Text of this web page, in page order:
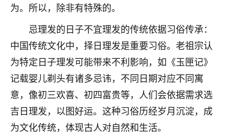
为。所以，除非有特殊的。
忌理发的日子不宜理发的传统依据习俗传承：
中国传统文化中，择日理发是重要习俗。老祖宗认
为特定日子理发可能带来不利影响，如《玉匣记》
记载婴儿剃头有诸多忌讳，不同日期对应不同寓
意，像初三欢喜、初四富贵等，人们会依据需求选
吉日理发，以图好运。这种习俗历经岁月沉淀，成
为文化传统，体现古人对自然和生活。
鹿森 ：是的，其实跟老师聊过之后，最大的感
触，首先就是心态会变好，万般皆是命，半点
不由人！
1天前 来自四川 9
金白水清
我也想找老师看看，有没有人给个联系方式的啊？
鹿森：慧来老师微信：gjsy0624